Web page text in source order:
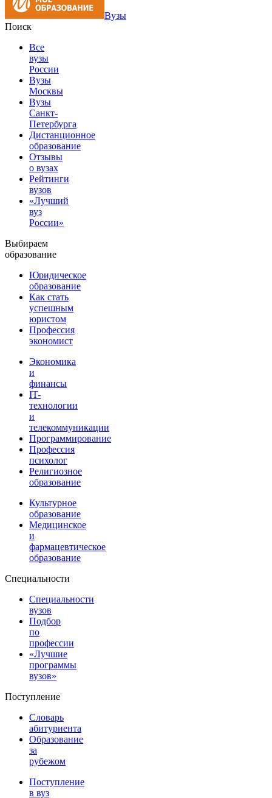
Вузы
Поиск
Все
вузы
России
Вузы
Москвы
Вузы
Санкт-
Петербурга
Дистанционное
образование
Отзывы
о вузах
Рейтинги
вузов
«Лучший
вуз
России»
Выбираем
образование
Юридическое
образование
Как стать
успешным
юристом
Профессия
экономист
Экономика
и
финансы
IT-
технологии
и
телекоммуникации
Программирование
Профессия
психолог
Религиозное
образование
Культурное
образование
Медицинское
и
фармацевтическое
образование
Специальности
Специальности
вузов
Подбор
по
профессии
«Лучшие
программы
вузов»
Поступление
Словарь
абитуриента
Образование
за
рубежом
Поступление
в вуз